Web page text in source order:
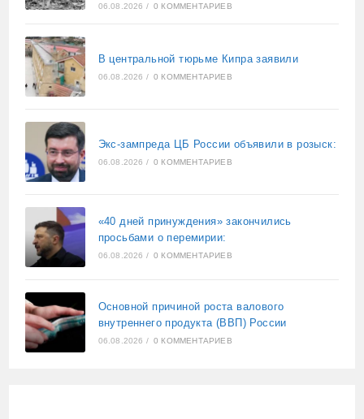
06.08.2026 / 0 КОММЕНТАРИЕВ
В центральной тюрьме Кипра заявили
06.08.2026 / 0 КОММЕНТАРИЕВ
Экс-зампреда ЦБ России объявили в розыск:
06.08.2026 / 0 КОММЕНТАРИЕВ
«40 дней принуждения» закончились
просьбами о перемирии:
06.08.2026 / 0 КОММЕНТАРИЕВ
Основной причиной роста валового
внутреннего продукта (ВВП) России
06.08.2026 / 0 КОММЕНТАРИЕВ